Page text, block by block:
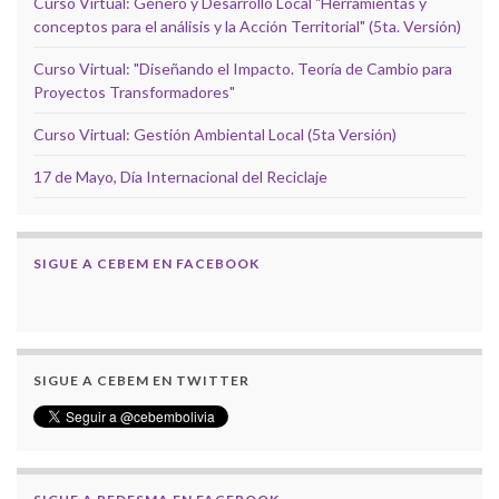
conceptos para el análisis y la Acción Territorial" (5ta. Versión)
Curso Virtual: "Diseñando el Impacto. Teoría de Cambio para
Proyectos Transformadores"
Curso Virtual: Gestión Ambiental Local (5ta Versión)
17 de Mayo, Día Internacional del Reciclaje
SIGUE A CEBEM EN FACEBOOK
SIGUE A CEBEM EN TWITTER